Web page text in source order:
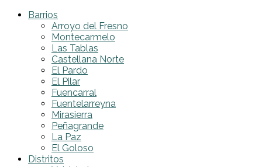
Barrios
Arroyo del Fresno
Montecarmelo
Las Tablas
Castellana Norte
El Pardo
El Pilar
Fuencarral
Fuentelarreyna
Mirasierra
Peñagrande
La Paz
El Goloso
Distritos